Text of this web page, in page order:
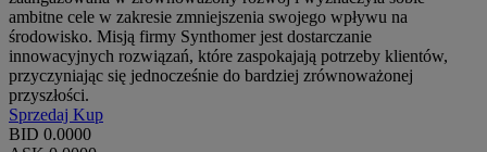
ambitne cele w zakresie zmniejszenia swojego wpływu na
środowisko. Misją firmy Synthomer jest dostarczanie
innowacyjnych rozwiązań, które zaspokajają potrzeby klientów,
przyczyniając się jednocześnie do bardziej zrównoważonej
przyszłości.
Sprzedaj Kup
BID 0.0000